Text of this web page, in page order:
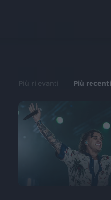
Più rilevanti Più recenti